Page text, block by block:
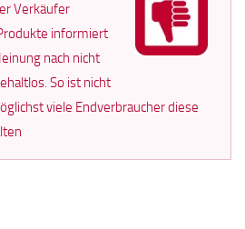
Verkäufer
informiert
nach nicht
So ist nicht
viele Endverbraucher diese